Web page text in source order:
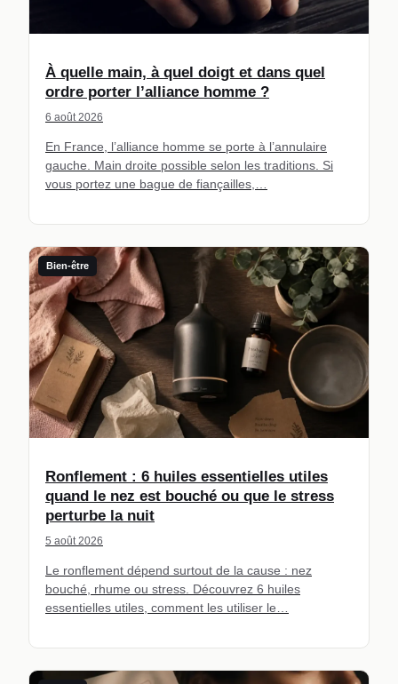
À quelle main, à quel doigt et dans quel
ordre porter l’alliance homme ?
6 août 2026
En France, l’alliance homme se porte à l’annulaire
gauche. Main droite possible selon les traditions. Si
vous portez une bague de fiançailles,…
Bien-être
Ronflement : 6 huiles essentielles utiles
quand le nez est bouché ou que le stress
perturbe la nuit
5 août 2026
Le ronflement dépend surtout de la cause : nez
bouché, rhume ou stress. Découvrez 6 huiles
essentielles utiles, comment les utiliser le…